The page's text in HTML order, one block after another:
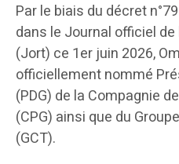
Par le biais du décret
dans le Journal officiel
(Jort) ce 1er juin 2026,
officiellement nommé
(PDG) de la Compagnie
(CPG) ainsi que du
(GCT).